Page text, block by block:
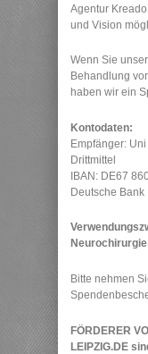
Agentur
und Vision
Wenn Sie
Behandlung
haben wir ein
Kontodaten:
Empfänger:
Drittmittel
IBAN: DE67
Deutsche Bank
Neurochirurgie
Bitte nehmen
FÖRDERER
LEIPZIG.DE